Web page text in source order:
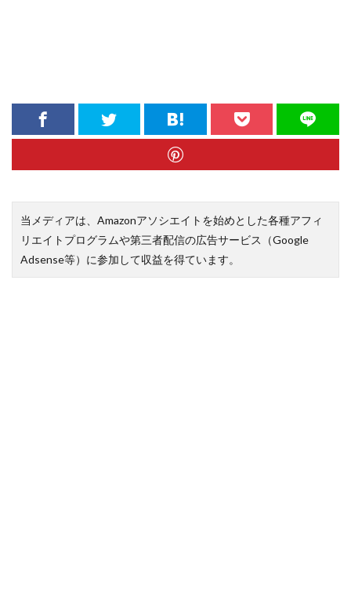
当メディアは、Amazonアソシエイトを始めとした各種アフィ
リエイトプログラムや第三者配信の広告サービス（Google
Adsense等）に参加して収益を得ています。